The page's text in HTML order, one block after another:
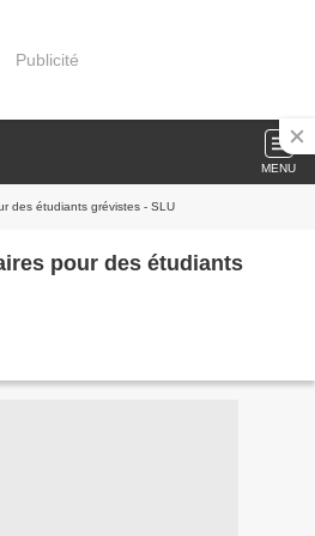
Publicité
MENU
des étudiants grévistes - SLU
pour des étudiants